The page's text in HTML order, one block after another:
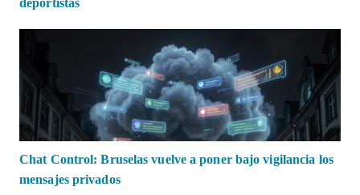
deportistas
Chat Control: Bruselas vuelve a poner bajo vigilancia los
mensajes privados